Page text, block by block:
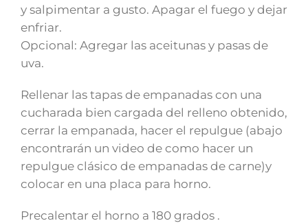
y salpimentar a gusto. Apagar el fuego y dejar
enfriar.
Opcional: Agregar las aceitunas y pasas de
uva.
Rellenar las tapas de empanadas con una
cucharada bien cargada del relleno obtenido,
cerrar la empanada, hacer el repulgue (abajo
encontrarán un video de como hacer un
repulgue clásico de empanadas de carne)y
colocar en una placa para horno.
Precalentar el horno a 180 grados .